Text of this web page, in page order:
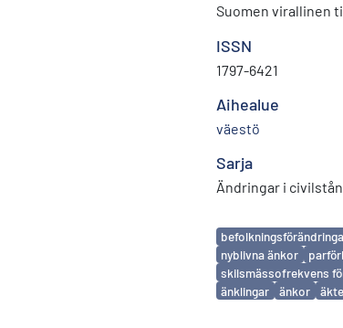
Suomen virallinen
ISSN
1797-6421
Aihealue
väestö
Sarja
Ändringar i
Avainsanat
nyblivna änkor
skilsmässofrekvens
änklingar
änkor